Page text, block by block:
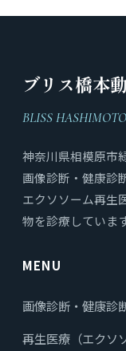
ブリス橋本
BLISS
神奈川県相模原市
画像診断・健康診
エクソソーム再生
物を診療しています
MENU
画像診断・健康診
再生医療（エクソ